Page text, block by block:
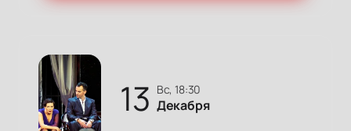
13 вс, 18:30
Декабря